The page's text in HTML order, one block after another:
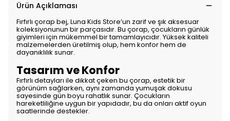
Ürün Açıklaması
Fırfırlı çorap bej, Luna Kids Store’un zarif ve şık aksesuar
koleksiyonunun bir parçasıdır. Bu çorap, çocukların günlük
giyimleri için mükemmel bir tamamlayıcıdır. Yüksek kaliteli
malzemelerden üretilmiş olup, hem konfor hem de
dayanıklılık sunar.
Tasarım ve Konfor
Fırfırlı detayları ile dikkat çeken bu çorap, estetik bir
görünüm sağlarken, aynı zamanda yumuşak dokusu
sayesinde gün boyu rahatlık sunar. Çocukların
hareketliliğine uygun bir yapıdadır, bu da onları aktif oyun
saatlerinde destekler.